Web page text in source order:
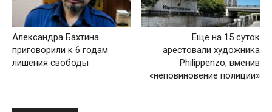
Александра Бахтина
приговорили к 6 годам
лишения свободы
Еще на 15 суток
арестовали художника
Philippenzo, вменив
«неповиновение полиции»